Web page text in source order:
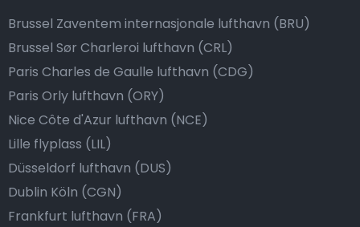
Brussel Zaventem internasjonale lufthavn (BRU)
Brussel Sør Charleroi lufthavn (CRL)
Paris Charles de Gaulle lufthavn (CDG)
Paris Orly lufthavn (ORY)
Nice Côte d'Azur lufthavn (NCE)
Lille flyplass (LIL)
Düsseldorf lufthavn (DUS)
Dublin Köln (CGN)
Frankfurt lufthavn (FRA)